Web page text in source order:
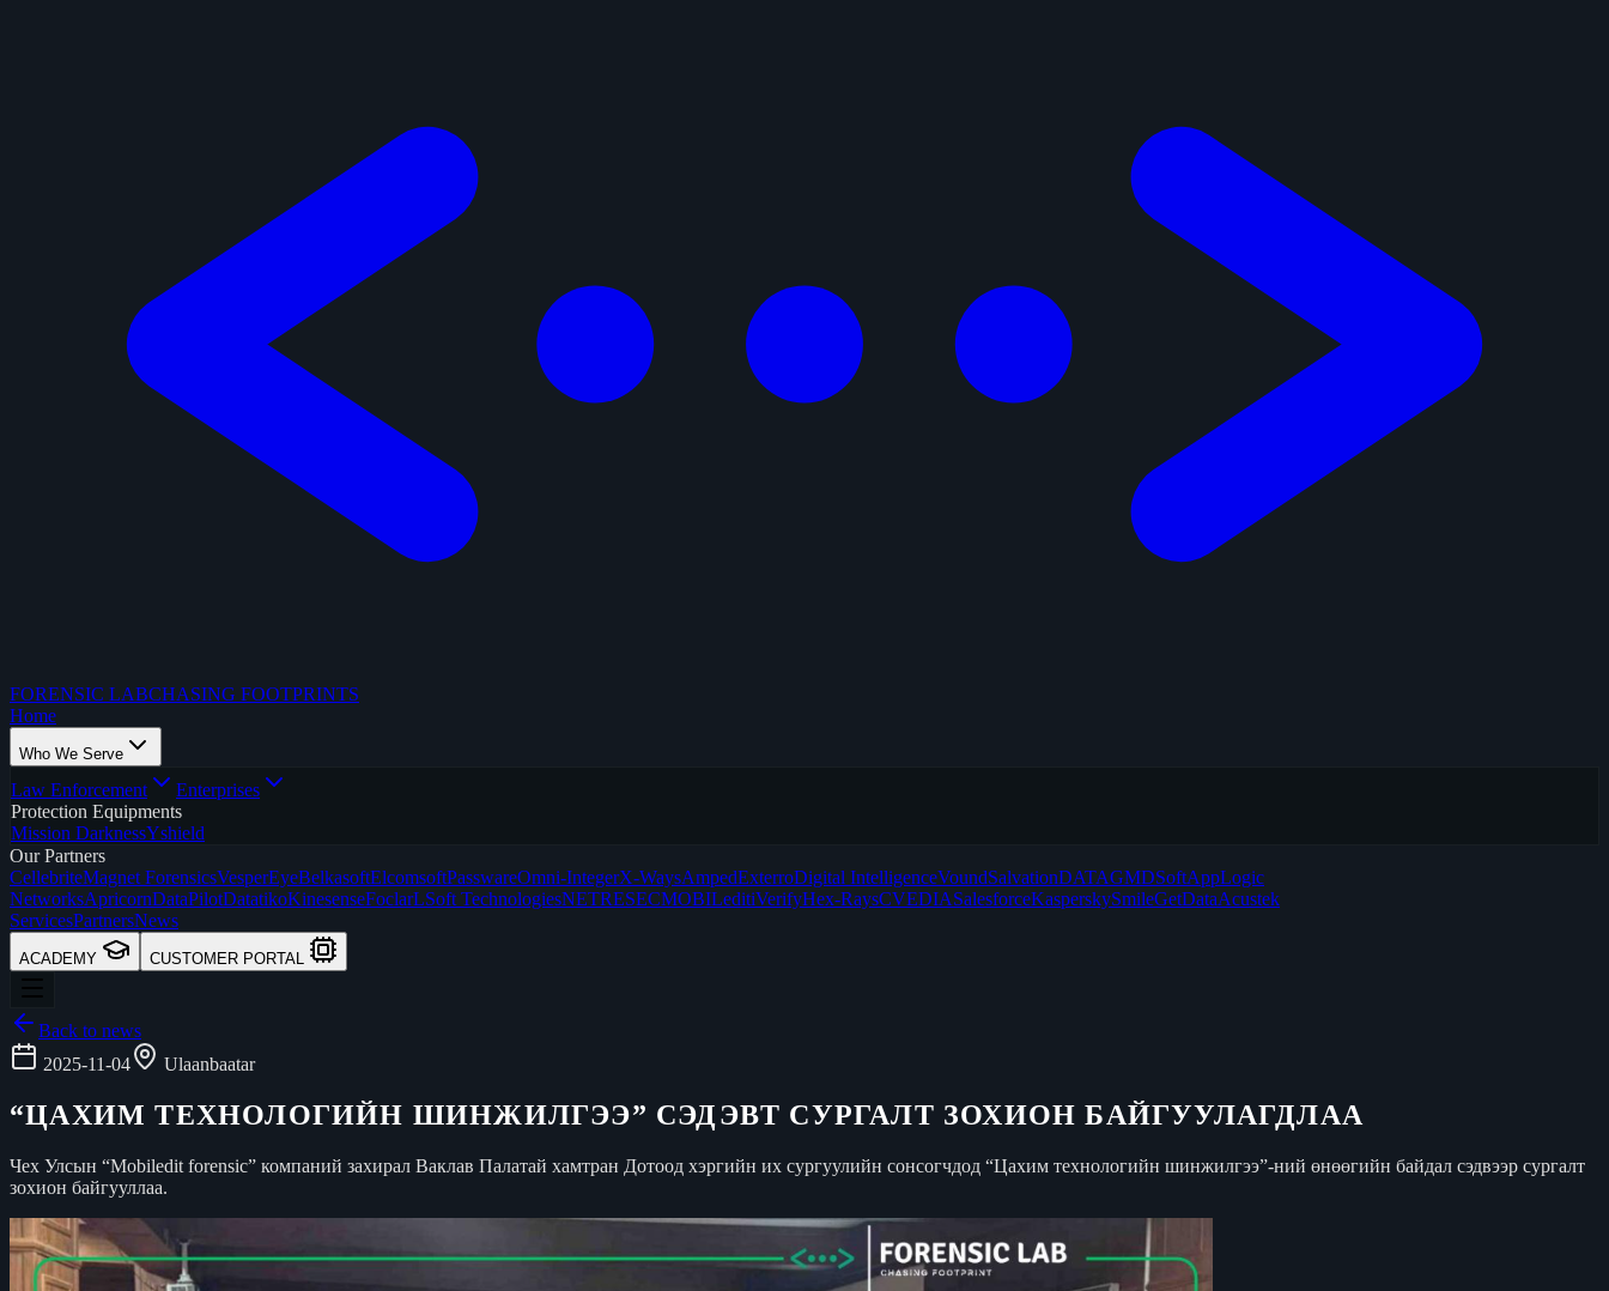
FORENSIC LABCHASING FOOTPRINTS
Home
Who We Serve
Law Enforcement
Enterprises
Protection Equipments
Mission DarknessYshield
Our Partners
CellebriteMagnet ForensicsVesperEyeBelkasoftElcomsoftPasswareOmni-IntegerX-WaysAmpedExterroDigital IntelligenceVoundSalvationDATAGMDSoftAppLogic
NetworksApricornDataPilotDatatikoKinesenseFoclarLSoft TechnologiesNETRESECMOBILeditiVerifyHex-RaysCVEDIASalesforceKasperskySmileGetDataAcustek
ServicesPartnersNews
ACADEMY CUSTOMER PORTAL
Back to news
2025-11-04
Ulaanbaatar
“ЦАХИМ ТЕХНОЛОГИЙН ШИНЖИЛГЭЭ” СЭДЭВТ СУРГАЛТ ЗОХИОН БАЙГУУЛАГДЛАА
Чех Улсын “Mobiledit forensic” компаний захирал Ваклав Палатай хамтран Дотоод хэргийн их сургуулийн сонсогчдод “Цахим технологийн шинжилгээ”-ний өнөөгийн байдал сэдвээр сургалт
зохион байгууллаа.